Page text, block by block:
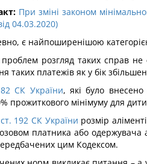
При зміні законом
04.03.2020)
є найпоширенішою
розгляд таких справ не
таких платежів як у бік
СК України, які було
прожиткового мінімуму для
ст. 192 СК України розмір
платника або одержувача
цим Кодексом.